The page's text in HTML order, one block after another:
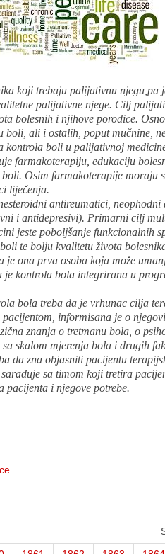
koji trebaju palijativnu njegu,pa
palijativne njege. Cilj
bolesnih i njihove porodice.
ali i ostalih, poput mučnine,
kontrola boli u palijativnoj
farmakoterapiju, edukaciju
Osim farmakoterapije moraju
liječenja.
antireumatici,
i antidepresivi). Primarni cilj
jeste poboljšanje funkcionalnih
te bolju kvalitetu života
je ona prva osoba koja može
kontrola bola integrirana u
bola treba da je vrhunac cilja
informisana je o
znanja o tretmanu bola, o
sa skalom mjerenja bola i drugih
da zna objasniti pacijentu
sa timom koji tretira
pacijenta i njegove potrebe.